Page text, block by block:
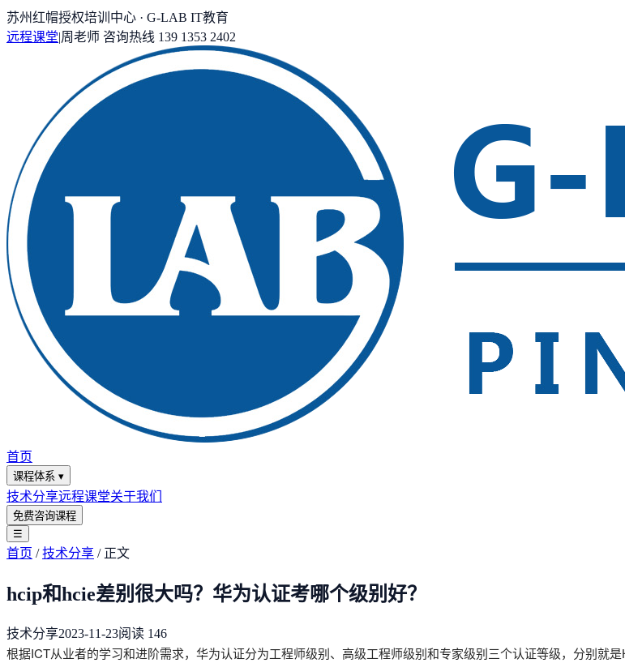
苏州红帽授权培训中心 · G-LAB IT教育
远程课堂|周老师 咨询热线 139 1353 2402
首页
课程体系 ▾
技术分享远程课堂关于我们
免费咨询课程
☰
首页 /技术分享 / 正文
hcip和hcie差别很大吗？华为认证考哪个级别好？
技术分享2023-11-23阅读 146
根据ICT从业者的学习和进阶需求，华为认证分为工程师级别、高级工程师级别和专家级别三个认证等级，分别就